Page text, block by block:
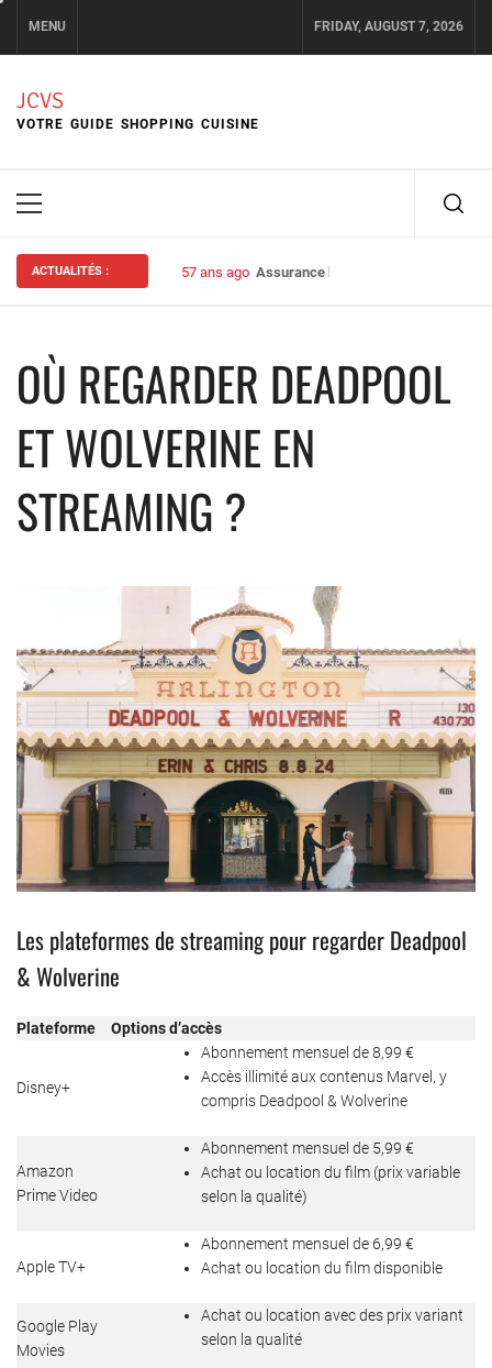
content
MENU FRIDAY, AUGUST 7, 2026
JCVS
VOTRE GUIDE SHOPPING CUISINE
Primary
ACTUALITÉS : 57 ans ago Assurance habitation : bien choisir
OÙ REGARDER DEADPOOL
ET WOLVERINE EN
STREAMING ?
Les plateformes de streaming pour regarder Deadpool
& Wolverine
Plateforme Options d’accès
Disney+
Abonnement mensuel de 8,99 €
Accès illimité aux contenus Marvel, y
compris Deadpool & Wolverine
Amazon
Prime Video
Abonnement mensuel de 5,99 €
Achat ou location du film (prix variable
selon la qualité)
Apple TV+
Abonnement mensuel de 6,99 €
Achat ou location du film disponible
Google Play
Movies
Achat ou location avec des prix variant
selon la qualité